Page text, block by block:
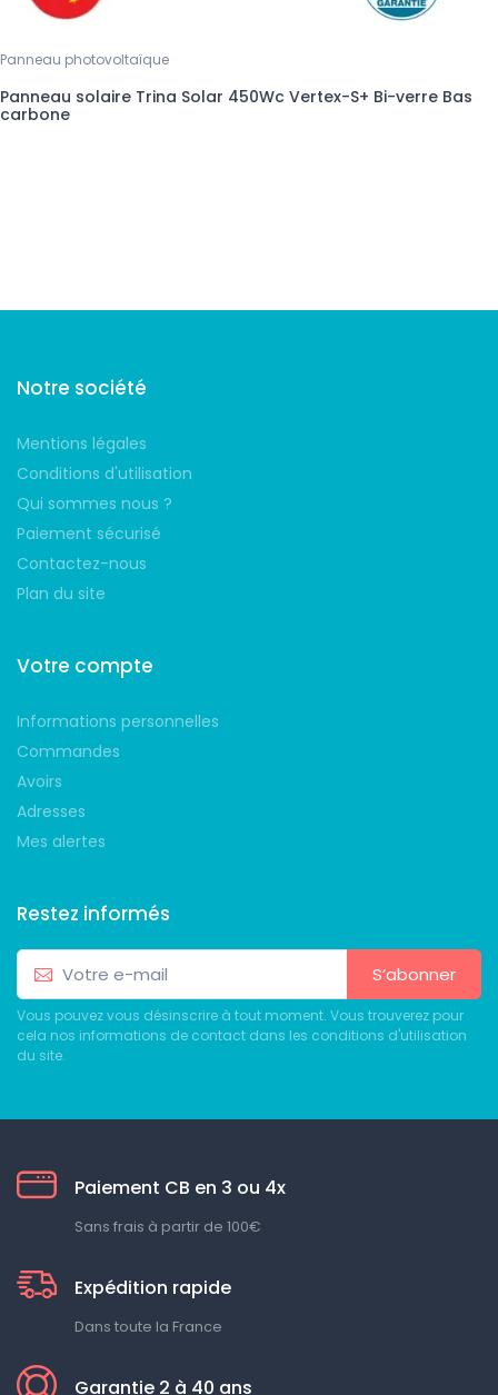
Panneau photovoltaïque
Panneau solaire Trina Solar 450Wc Vertex-S+ Bi-verre Bas
carbone
Notre société
Mentions légales
Conditions d'utilisation
Qui sommes nous ?
Paiement sécurisé
Contactez-nous
Plan du site
Votre compte
Informations personnelles
Commandes
Avoirs
Adresses
Mes alertes
Restez informés
S’abonner
Vous pouvez vous désinscrire à tout moment. Vous trouverez pour
cela nos informations de contact dans les conditions d'utilisation
du site.
Paiement CB en 3 ou 4x
Sans frais à partir de 100€
Expédition rapide
Dans toute la France
Garantie 2 à 40 ans